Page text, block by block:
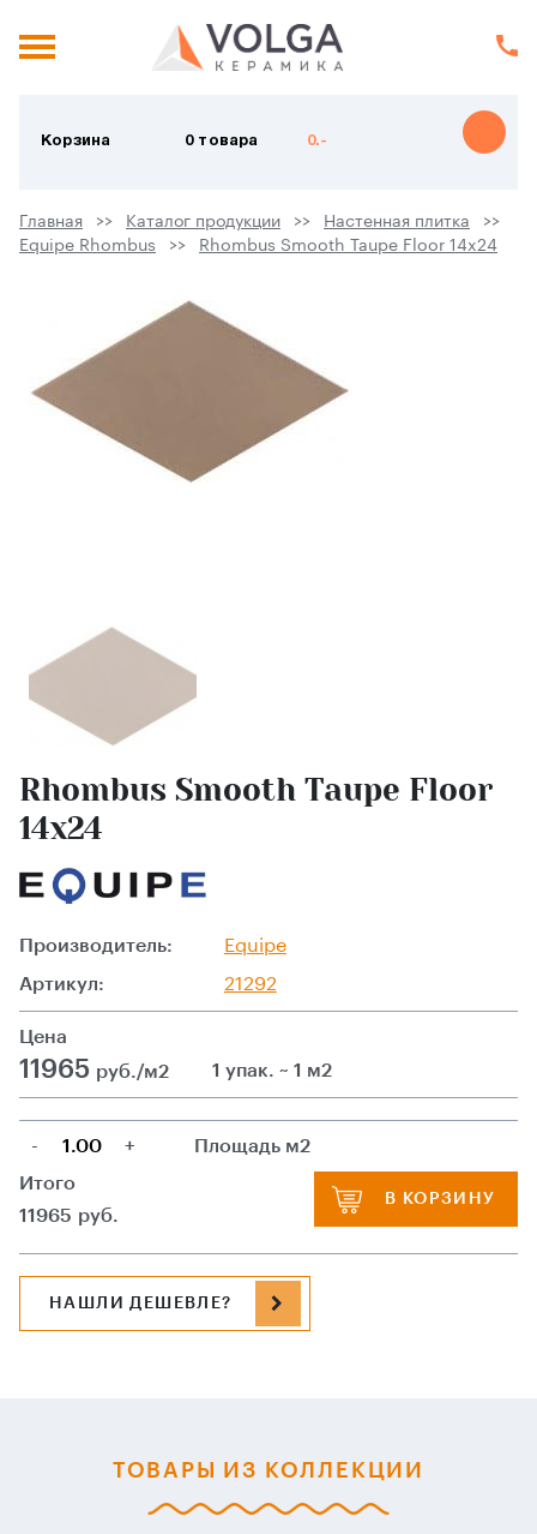
Корзина 0 товара 0.-
Главная Каталог продукции
Настенная плитка
Equipe Rhombus
Rhombus Smooth Taupe Floor 14x24
Rhombus Smooth Taupe Floor
14x24
Производитель:
Equipe
Артикул:
21292
Цена
11965 руб./м2 1 упак. ~ 1 м2
- +
Площадь м2
Итого
11965 руб.
В КОРЗИНУ
НАШЛИ ДЕШЕВЛЕ?
ТОВАРЫ ИЗ КОЛЛЕКЦИИ